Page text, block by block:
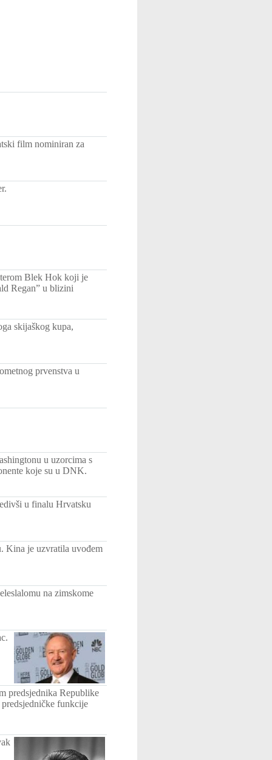
film nominiran za
Blek Hok koji je
Regan” u blizini
skijaškog kupa,
prvenstva u
u uzorcima s
koje su u DNK.
u finalu Hrvatsku
Kina je uzvratila uvođem
na zimskome
predsjednika Republike
funkcije